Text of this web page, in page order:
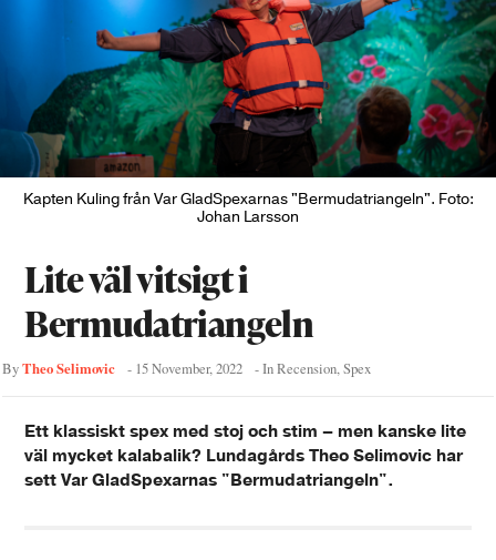
Kapten Kuling från Var GladSpexarnas "Bermudatriangeln". Foto:
Johan Larsson
Lite väl vitsigt i
Bermudatriangeln
ByTheo Selimovic - 15 November, 2022 - InRecension,Spex
Ett klassiskt spex med stoj och stim – men kanske lite
väl mycket kalabalik? Lundagårds Theo Selimovic har
sett Var GladSpexarnas "Bermudatriangeln".